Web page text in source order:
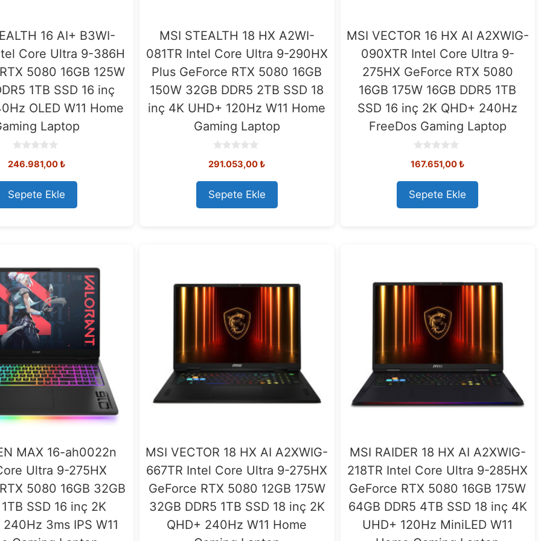
16 AI+ B3WI-
Core Ultra 9-386H
5080 16GB 125W
1TB SSD 16 inç
OLED W11 Home
Laptop
o
t
o
f
5
246.981,00₺
Sepete Ekle
MSI STEALTH 18 HX A2WI-
081TR Intel Core Ultra 9-290HX
Plus GeForce RTX 5080 16GB
150W 32GB DDR5 2TB SSD 18
inç 4K UHD+ 120Hz W11 Home
Gaming Laptop
o
t
o
f
5
291.053,00₺
Sepete Ekle
MSI VECTOR 16 HX AI A2XWIG-
090XTR Intel Core Ultra 9-
275HX GeForce RTX 5080
16GB 175W 16GB DDR5 1TB
SSD 16 inç 2K QHD+ 240Hz
FreeDos Gaming Laptop
o
t
o
f
5
167.651,00₺
Sepete Ekle
MAX 16-ah0022n
Ultra 9-275HX
5080 16GB 32GB
SSD 16 inç 2K
240Hz 3ms IPS W11
MSI VECTOR 18 HX AI A2XWIG-
667TR Intel Core Ultra 9-275HX
GeForce RTX 5080 12GB 175W
32GB DDR5 1TB SSD 18 inç 2K
QHD+ 240Hz W11 Home
MSI RAIDER 18 HX AI A2XWIG-
218TR Intel Core Ultra 9-285HX
GeForce RTX 5080 16GB 175W
64GB DDR5 4TB SSD 18 inç 4K
UHD+ 120Hz MiniLED W11